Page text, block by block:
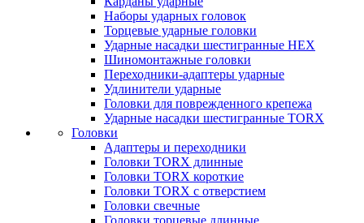
Наборы ударных головок
Торцевые ударные головки
Ударные насадки шестигранные HEX
Шиномонтажные головки
Переходники-адаптеры ударные
Удлинители ударные
Головки для поврежденного крепежа
Ударные насадки шестигранные TORX
Головки
Адаптеры и переходники
Головки TORX длинные
Головки TORX короткие
Головки TORX с отверстием
Головки свечные
Головки торцевые длинные